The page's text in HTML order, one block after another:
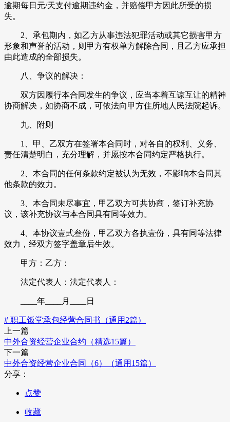
逾期每日元/天支付逾期违约金，并赔偿甲方因此所受的损
失。
2、承包期内，如乙方从事违法犯罪活动或其它损害甲方
形象和声誉的活动，则甲方有权单方解除合同，且乙方应承担
由此造成的全部损失。
八、争议的解决：
双方因履行本合同发生的争议，应当本着互谅互让的精神
协商解决，如协商不成，可依法向甲方住所地人民法院起诉。
九、附则
1、甲、乙双方在签署本合同时，对各自的权利、义务、
责任清楚明白，充分理解，并愿按本合同约定严格执行。
2、本合同的任何条款约定被认为无效，不影响本合同其
他条款的效力。
3、本合同未尽事宜，甲乙双方可共协商，签订补充协
议，该补充协议与本合同具有同等效力。
4、本协议壹式叁份，甲乙双方各执壹份，具有同等法律
效力，经双方签字盖章后生效。
甲方：乙方：
法定代表人：法定代表人：
____年____月____日
# 职工饭堂承包经营合同书（通用2篇）
上一篇
中外合资经营企业合约（精选15篇）
下一篇
中外合资经营企业合同（6）（通用15篇）
分享：
点赞
收藏